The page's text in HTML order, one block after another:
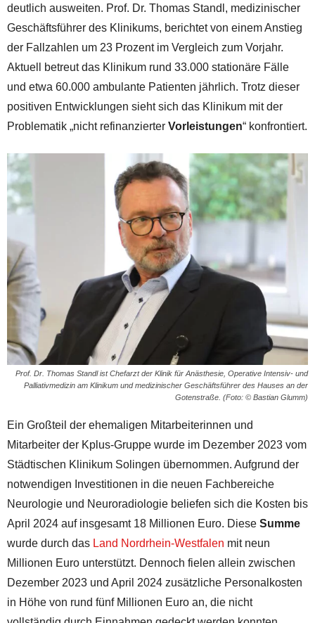
deutlich ausweiten. Prof. Dr. Thomas Standl, medizinischer
Geschäftsführer des Klinikums, berichtet von einem Anstieg
der Fallzahlen um 23 Prozent im Vergleich zum Vorjahr.
Aktuell betreut das Klinikum rund 33.000 stationäre Fälle
und etwa 60.000 ambulante Patienten jährlich. Trotz dieser
positiven Entwicklungen sieht sich das Klinikum mit der
Problematik „nicht refinanzierter Vorleistungen“ konfrontiert.
Prof. Dr. Thomas Standl ist Chefarzt der Klinik für Anästhesie, Operative Intensiv- und
Palliativmedizin am Klinikum und medizinischer Geschäftsführer des Hauses an der
Gotenstraße. (Foto: © Bastian Glumm)
Ein Großteil der ehemaligen Mitarbeiterinnen und
Mitarbeiter der Kplus-Gruppe wurde im Dezember 2023 vom
Städtischen Klinikum Solingen übernommen. Aufgrund der
notwendigen Investitionen in die neuen Fachbereiche
Neurologie und Neuroradiologie beliefen sich die Kosten bis
April 2024 auf insgesamt 18 Millionen Euro. Diese Summe
wurde durch das Land Nordrhein-Westfalen mit neun
Millionen Euro unterstützt. Dennoch fielen allein zwischen
Dezember 2023 und April 2024 zusätzliche Personalkosten
in Höhe von rund fünf Millionen Euro an, die nicht